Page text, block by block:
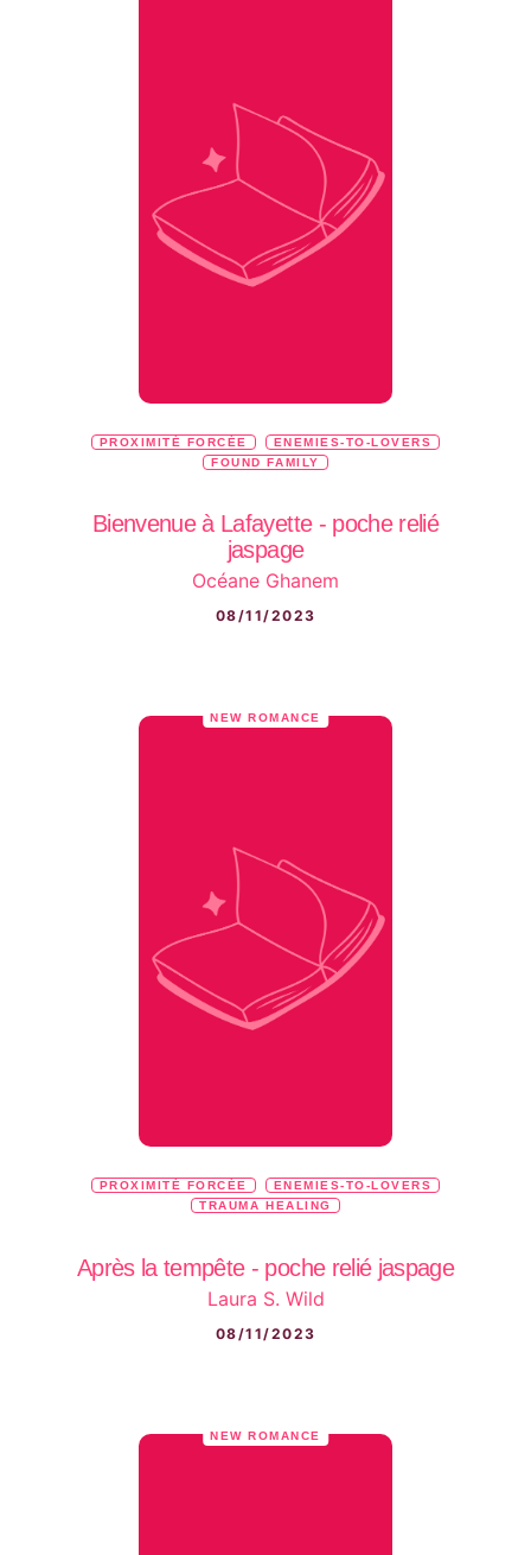
PROXIMITÉ FORCÉE
ENEMIES-TO-LOVERS
FOUND FAMILY
Bienvenue à Lafayette - poche relié
jaspage
Océane Ghanem
08/11/2023
NEW ROMANCE
PROXIMITÉ FORCÉE
ENEMIES-TO-LOVERS
TRAUMA HEALING
Après la tempête - poche relié jaspage
Laura S. Wild
08/11/2023
NEW ROMANCE